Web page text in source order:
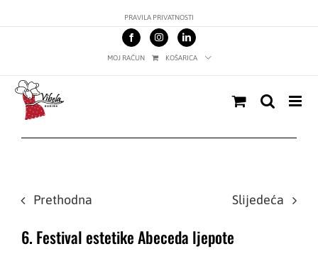
to
PRAVILA PRIVATNOSTI
MOJ RAČUN KOŠARICA
Prethodna Slijedeća
6. Festival estetike Abeceda ljepote